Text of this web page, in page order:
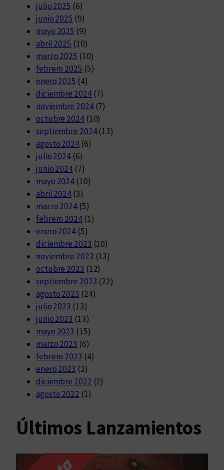
julio 2025 (6)
junio 2025 (9)
mayo 2025 (9)
abril 2025 (10)
marzo 2025 (10)
febrero 2025 (5)
enero 2025 (4)
diciembre 2024(7)
noviembre 2024(7)
octubre 2024(10)
septiembre 2024(13)
agosto 2024(6)
julio 2024 (6)
junio 2024 (7)
mayo 2024 (10)
abril 2024 (3)
marzo 2024 (5)
febrero 2024(1)
enero 2024 (5)
diciembre 2023 (10)
noviembre 2023 (13)
octubre 2023 (12)
septiembre 2023 (22)
agosto 2023 (24)
julio 2023 (13)
junio 2023 (13)
mayo 2023 (15)
marzo 2023 (6)
febrero 2023 (4)
enero 2023 (2)
diciembre 2022 (2)
agosto 2022 (1)
Últimos Lanzamientos